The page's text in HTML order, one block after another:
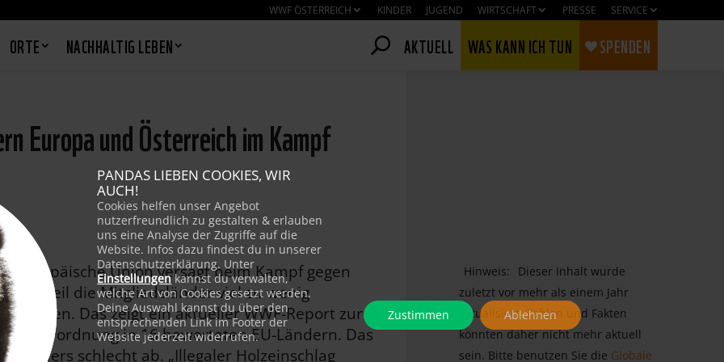
WWF ÖSTERREICH KINDER JUGEND WIRTSCHAFT PRESSE SERVICE
ORTE NACHHALTIG LEBEN AKTUELL WAS KANN ICH TUN SPENDEN
Europa und Österreich im Kampf
Europäische Union versagt beim Kampf gegen
weil die Mitgliedsländer viel zu wenig
Das zeigt ein aktueller WWF-Report zur
in 16 bewerteten EU-Ländern. Das
schlecht ab. „Illegaler Holzeinschlag
Hinweis:
Dieser Inhalt wurde
zuletzt vor mehr als einem Jahr
aktualisiert. Zahlen und Fakten
könnten daher nicht mehr aktuell
sein. Bitte benutzen Sie die Globale
PANDAS LIEBEN COOKIES, WIR
AUCH!
Cookies helfen unser Angebot
nutzerfreundlich zu gestalten & erlauben
uns eine Analyse der Zugriffe auf die
Website. Infos dazu findest du in unserer
Datenschutzerklärung. Unter
Einstellungen kannst du verwalten,
welche Art von Cookies gesetzt werden.
Deine Auswahl kannst du über den
entsprechenden Link im Footer der
Website jederzeit widerrufen.
Zustimmen Ablehnen